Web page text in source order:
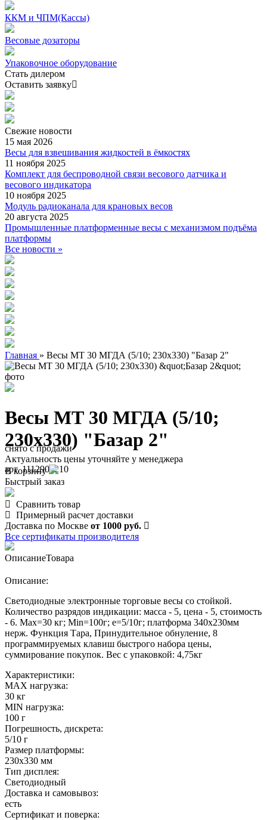
ККМ и ЧПМ(Кассы)
Весовые дозаторы
Упаковочное оборудование
Стать дилером
Оставить заявку
Свежие новости
15 мая 2026
Весы для взвешивания жидкостей в ёмкостях
11 ноября 2025
Комплект для беспроводной связи весового датчика и
весового индикатора
10 ноября 2025
Модуль радиоканала для крановых весов
20 августа 2025
Промышленные платформенные весы с механизмом подъёма
платформы
Все новости »
Главная » Весы МТ 30 МГДА (5/10; 230х330) "Базар 2"
Весы МТ 30 МГДА (5/10;
230х330) "Базар 2"
арт. 1112900210
снято с продажи
Актуальность цены уточняйте у менеджера
В корзину
Быстрый заказ
Сравнить товар
Примерный расчет доставки
Доставка по Москве от 1000 руб.
Все сертификаты производителя
ОписаниеТовара
Описание:
Светодиодные электронные торговые весы со стойкой.
Количество разрядов индикации: масса - 5, цена - 5, стоимость
- 6. Max=30 кг; Min=100г; e=5/10г; платформа 340х230мм
нерж. Функция Тара, Принудительное обнуление, 8
программируемых клавиш быстрого набора цены,
суммирование покупок. Вес с упаковкой: 4,75кг
Характеристики:
MAX нагрузка:
30 кг
MIN нагрузка:
100 г
Погрешность, дискрета:
5/10 г
Размер платформы:
230х330 мм
Тип дисплея:
Светодиодный
Доставка и самовывоз:
есть
Сертификат и поверка: